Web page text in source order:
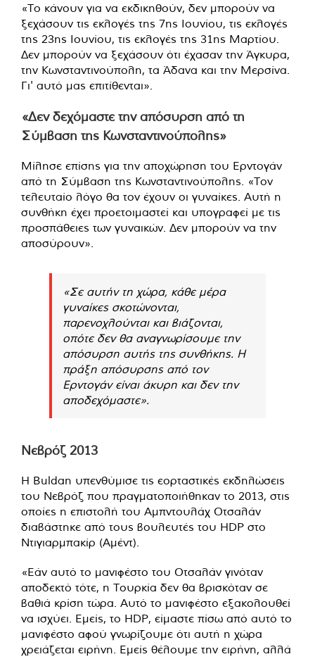
«Το κάνουν για να εκδικηθούν, δεν μπορούν να
ξεχάσουν τις εκλογές της 7ης Ιουνίου, τις εκλογές
της 23ης Ιουνίου, τις εκλογές της 31ης Μαρτίου.
Δεν μπορούν να ξεχάσουν ότι έχασαν την Άγκυρα,
την Κωνσταντινούπολη, τα Άδανα και την Μερσίνα.
Γι' αυτό μας επιτίθενται».
«Δεν δεχόμαστε την απόσυρση από τη
Σύμβαση της Κωνσταντινούπολης»
Μίλησε επίσης για την αποχώρηση του Ερντογάν
από τη Σύμβαση της Κωνσταντινούπολης. «Τον
τελευταίο λόγο θα τον έχουν οι γυναίκες. Αυτή η
συνθήκη έχει προετοιμαστεί και υπογραφεί με τις
προσπάθειες των γυναικών. Δεν μπορούν να την
αποσύρουν».
«Σε αυτήν τη χώρα, κάθε μέρα
γυναίκες σκοτώνονται,
παρενοχλούνται και βιάζονται,
οπότε δεν θα αναγνωρίσουμε την
απόσυρση αυτής της συνθήκης. Η
πράξη απόσυρσης από τον
Ερντογάν είναι άκυρη και δεν την
αποδεχόμαστε».
Νεβρόζ 2013
Η Buldan υπενθύμισε τις εορταστικές εκδηλώσεις
του Νεβρόζ που πραγματοποιήθηκαν το 2013, στις
οποίες η επιστολή του Αμπντουλάχ Οτσαλάν
διαβάστηκε από τους βουλευτές του HDP στο
Ντιγιαρμπακίρ (Αμέντ).
«Εάν αυτό το μανιφέστο του Οτσαλάν γινόταν
αποδεκτό τότε, η Τουρκία δεν θα βρισκόταν σε
βαθιά κρίση τώρα. Αυτό το μανιφέστο εξακολουθεί
να ισχύει. Εμείς, το HDP, είμαστε πίσω από αυτό το
μανιφέστο αφού γνωρίζουμε ότι αυτή η χώρα
χρειάζεται ειρήνη. Εμείς θέλουμε την ειρήνη, αλλά